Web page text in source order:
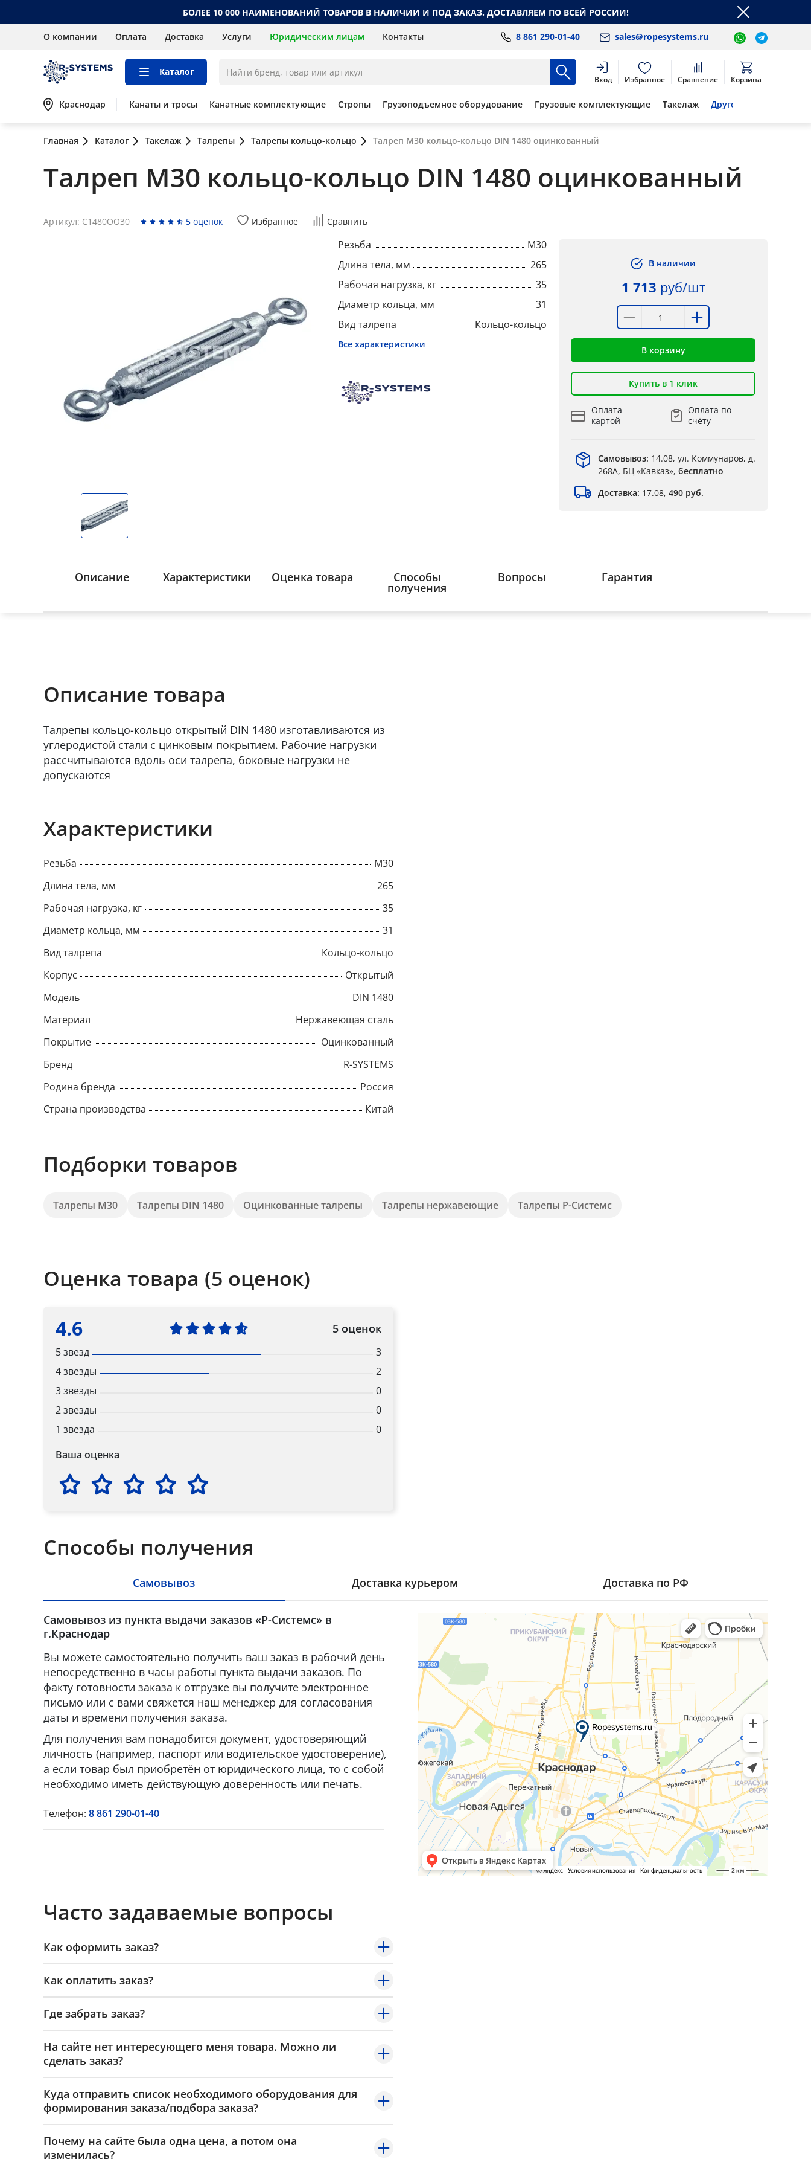
БОЛЕЕ 10 000 НАИМЕНОВАНИЙ ТОВАРОВ В НАЛИЧИИ И ПОД ЗАКАЗ. ДОСТАВЛЯЕМ ПО ВСЕЙ РОССИИ!
О компании Оплата Доставка Услуги Юридическим лицам Контакты 8 861 290-01-40 sales@ropesystems.ru
Каталог
Вход Избранное Сравнение Корзина
Краснодар Канаты и тросы Канатные комплектующие Стропы Грузоподъемное оборудование Грузовые комплектующие Такелаж Другое
Главная Каталог Такелаж Талрепы Талрепы кольцо-кольцо Талреп М30 кольцо-кольцо DIN 1480 оцинкованный
Талреп М30 кольцо-кольцо DIN 1480 оцинкованный
Артикул: C1480OO30 5 оценок Избранное Сравнить
Резьба
M30
Длина тела, мм
265
Рабочая нагрузка, кг
35
Диаметр кольца, мм
31
Вид талрепа
Кольцо-кольцо
Все характеристики
В наличии
1 713 руб/шт
В корзину
Купить в 1 клик
Оплата
картой
Оплата по
счёту
Самовывоз: 14.08, ул. Коммунаров, д.
268А, БЦ «Кавказ», бесплатно
Доставка: 17.08, 490 руб.
Описание Характеристики Оценка товара Способы
получения
Вопросы Гарантия
Описание товара
Талрепы кольцо-кольцо открытый DIN 1480 изготавливаются из
углеродистой стали с цинковым покрытием. Рабочие нагрузки
рассчитываются вдоль оси талрепа, боковые нагрузки не
допускаются
Характеристики
Резьба
M30
Длина тела, мм
265
Рабочая нагрузка, кг
35
Диаметр кольца, мм
31
Вид талрепа
Кольцо-кольцо
Корпус
Открытый
Модель
DIN 1480
Материал
Нержавеющая сталь
Покрытие
Оцинкованный
Бренд
R-SYSTEMS
Родина бренда
Россия
Страна производства
Китай
Подборки товаров
Талрепы М30 Талрепы DIN 1480 Оцинкованные талрепы Талрепы нержавеющие Талрепы Р-Системс
Оценка товара (5 оценок)
4.6 5 оценок
5 звезд
3
4 звезды
2
3 звезды
0
2 звезды
0
1 звезда
0
Ваша оценка
Способы получения
Самовывоз Доставка курьером Доставка по РФ
Самовывоз из пункта выдачи заказов «Р-Системс» в
г.Краснодар
Вы можете самостоятельно получить ваш заказ в рабочий день
непосредственно в часы работы пункта выдачи заказов. По
факту готовности заказа к отгрузке вы получите электронное
письмо или с вами свяжется наш менеджер для согласования
даты и времени получения заказа.
Для получения вам понадобится документ, удостоверяющий
личность (например, паспорт или водительское удостоверение),
а если товар был приобретён от юридического лица, то с собой
необходимо иметь действующую доверенность или печать.
Телефон: 8 861 290-01-40
Часто задаваемые вопросы
Как оформить заказ?
Как оплатить заказ?
Где забрать заказ?
На сайте нет интересующего меня товара. Можно ли
сделать заказ?
Куда отправить список необходимого оборудования для
формирования заказа/подбора заказа?
Почему на сайте была одна цена, а потом она
изменилась?
Popup
Title
Popup Content